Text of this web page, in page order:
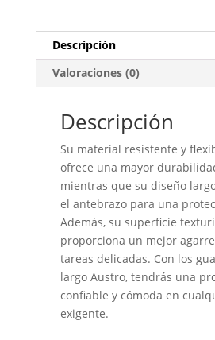
Descripción
Valoraciones (0)
Descripción
Su material resistente y
ofrece una mayor
mientras que su diseño
el antebrazo para una
Además, su superficie
proporciona un mejor
tareas delicadas. Con los
largo Austro, tendrás una
confiable y cómoda en
exigente.